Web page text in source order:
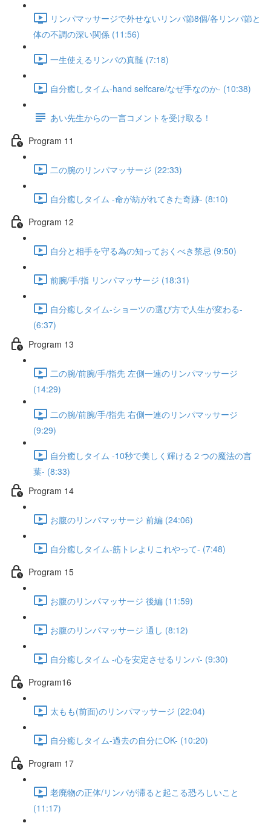
リンパマッサージで外せないリンパ節8個/各リンパ節と
体の不調の深い関係 (11:56)
一生使えるリンパの真髄 (7:18)
自分癒しタイム-hand selfcare/なぜ手なのか- (10:38)
あい先生からの一言コメントを受け取る！
Program 11
二の腕のリンパマッサージ (22:33)
自分癒しタイム -命が紡がれてきた奇跡- (8:10)
Program 12
自分と相手を守る為の知っておくべき禁忌 (9:50)
前腕/手/指 リンパマッサージ (18:31)
自分癒しタイム-ショーツの選び方で人生が変わる-
(6:37)
Program 13
二の腕/前腕/手/指先 左側一連のリンパマッサージ
(14:29)
二の腕/前腕/手/指先 右側一連のリンパマッサージ
(9:29)
自分癒しタイム -10秒で美しく輝ける２つの魔法の言
葉- (8:33)
Program 14
お腹のリンパマッサージ 前編 (24:06)
自分癒しタイム-筋トレよりこれやって- (7:48)
Program 15
お腹のリンパマッサージ 後編 (11:59)
お腹のリンパマッサージ 通し (8:12)
自分癒しタイム -心を安定させるリンパ- (9:30)
Program16
太もも(前面)のリンパマッサージ (22:04)
自分癒しタイム-過去の自分にOK- (10:20)
Program 17
老廃物の正体/リンパが滞ると起こる恐ろしいこと
(11:17)